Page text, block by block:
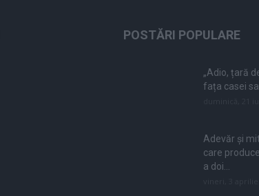
POSTĂRI POPULARE
„Adio, țară
fața casei
Adevăr și
care
a doi...